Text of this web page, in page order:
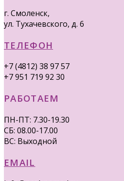
г. Смоленск,
ул. Тухачевского, д. 6
ТЕЛЕФОН
+7 (4812) 38 97 57
+7 951 719 92 30
РАБОТАЕМ
ПН-ПТ: 7.30-19.30
СБ: 08.00-17.00
ВС: Выходной
EMAIL